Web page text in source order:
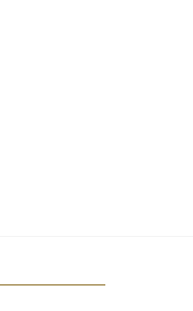
mất ngủ.Theo đó, chỉ
tài
tóc tam tài được xem là
nó xua tan muộn phiền,
sâu, từ từ tạm biệt chứng
tóc có thể điều trị các
giải quyết triệt để.
óc thêm minh mẫn.